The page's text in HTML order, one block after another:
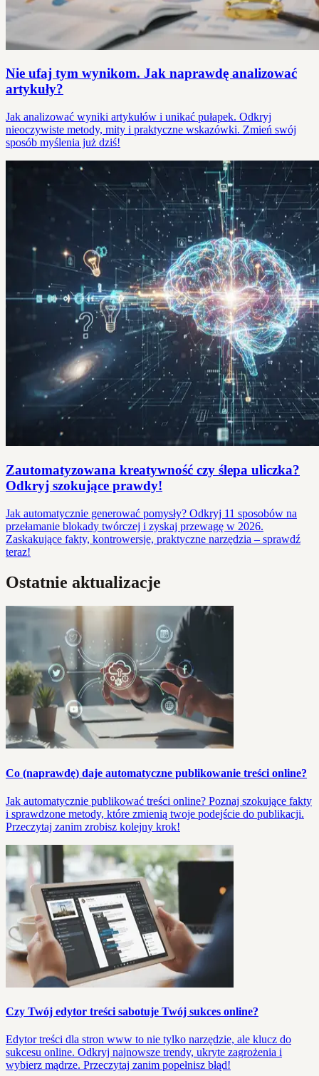
Nie ufaj tym wynikom. Jak naprawdę analizować
artykuły?
Jak analizować wyniki artykułów i unikać pułapek. Odkryj
nieoczywiste metody, mity i praktyczne wskazówki. Zmień swój
sposób myślenia już dziś!
Zautomatyzowana kreatywność czy ślepa uliczka?
Odkryj szokujące prawdy!
Jak automatycznie generować pomysły? Odkryj 11 sposobów na
przełamanie blokady twórczej i zyskaj przewagę w 2026.
Zaskakujące fakty, kontrowersje, praktyczne narzędzia – sprawdź
teraz!
Ostatnie aktualizacje
Co (naprawdę) daje automatyczne publikowanie treści online?
Jak automatycznie publikować treści online? Poznaj szokujące fakty
i sprawdzone metody, które zmienią twoje podejście do publikacji.
Przeczytaj zanim zrobisz kolejny krok!
Czy Twój edytor treści sabotuje Twój sukces online?
Edytor treści dla stron www to nie tylko narzędzie, ale klucz do
sukcesu online. Odkryj najnowsze trendy, ukryte zagrożenia i
wybierz mądrze. Przeczytaj zanim popełnisz błąd!